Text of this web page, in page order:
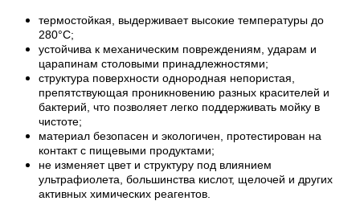
термостойкая, выдерживает высокие температуры до
280°С;
устойчива к механическим повреждениям, ударам и
царапинам столовыми принадлежностями;
структура поверхности однородная непористая,
препятствующая проникновению разных красителей и
бактерий, что позволяет легко поддерживать мойку в
чистоте;
материал безопасен и экологичен, протестирован на
контакт с пищевыми продуктами;
не изменяет цвет и структуру под влиянием
ультрафиолета, большинства кислот, щелочей и других
активных химических реагентов.